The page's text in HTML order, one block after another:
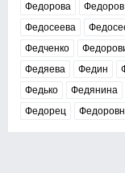
Федорова Федоров
Федосеева
Федченко
Федяева
Федин
Федько
Федянина
Федорец